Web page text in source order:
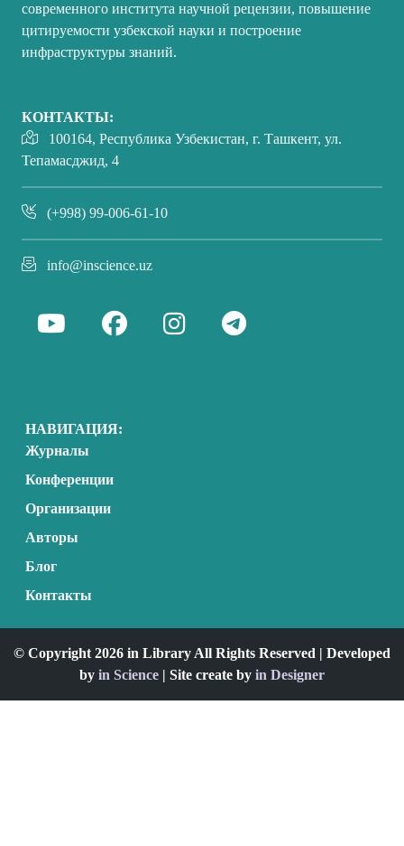
современного института научной рецензии, повышение
цитируемости узбекской науки и построение
инфраструктуры знаний.
КОНТАКТЫ:
100164, Республика Узбекистан, г. Ташкент, ул.
Тепамасджид, 4
(+998) 99-006-61-10
info@inscience.uz
НАВИГАЦИЯ:
Журналы
Конференции
Организации
Авторы
Блог
Контакты
© Copyright 2026 in Library All Rights Reserved | Developed
by in Science | Site create by in Designer